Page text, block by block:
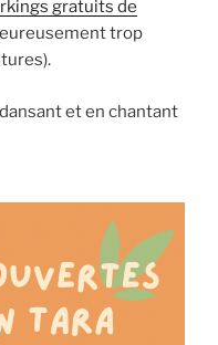
gratuits de
trop
et en chantant